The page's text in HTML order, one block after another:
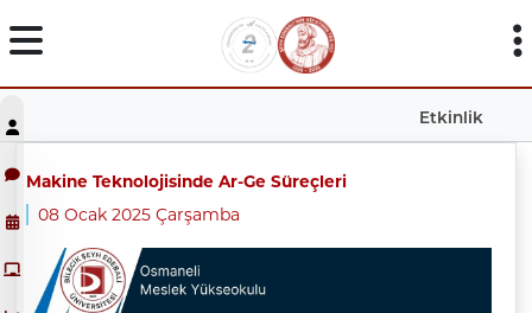
Etkinlik
Makine Teknolojisinde Ar-Ge Süreçleri
08 Ocak 2025 Çarşamba